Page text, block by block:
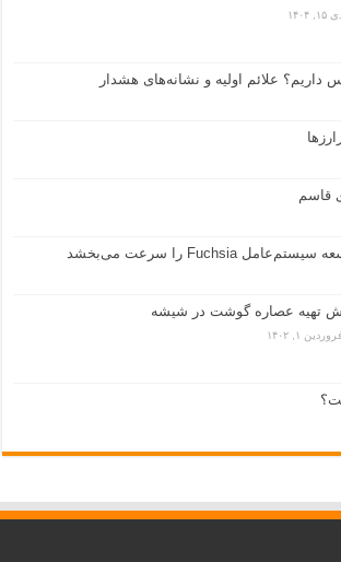
۱۵, ۱۴۰۴
داریم؟ علائم اولیه و نشانه‌های هشدار
قاسم
تهیه عصاره گوشت در شیشه
فروردین ۱, ۱۴۰۲